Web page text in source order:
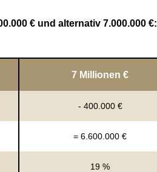
€ und alternativ 7.000.000 €:
7 Millionen €
- 400.000 €
= 6.600.000 €
19 %